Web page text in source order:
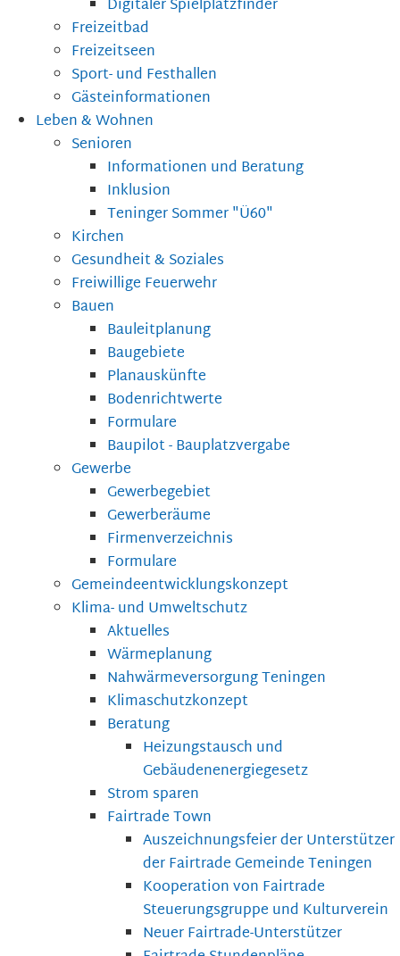
Digitaler Spielplatzfinder
Freizeitbad
Freizeitseen
Sport- und Festhallen
Gästeinformationen
Leben & Wohnen
Senioren
Informationen und Beratung
Inklusion
Teninger Sommer "Ü60"
Kirchen
Gesundheit & Soziales
Freiwillige Feuerwehr
Bauen
Bauleitplanung
Baugebiete
Planauskünfte
Bodenrichtwerte
Formulare
Baupilot - Bauplatzvergabe
Gewerbe
Gewerbegebiet
Gewerberäume
Firmenverzeichnis
Formulare
Gemeindeentwicklungskonzept
Klima- und Umweltschutz
Aktuelles
Wärmeplanung
Nahwärmeversorgung Teningen
Klimaschutzkonzept
Beratung
Heizungstausch und
Gebäudenenergiegesetz
Strom sparen
Fairtrade Town
Auszeichnungsfeier der Unterstützer
der Fairtrade Gemeinde Teningen
Kooperation von Fairtrade
Steuerungsgruppe und Kulturverein
Neuer Fairtrade-Unterstützer